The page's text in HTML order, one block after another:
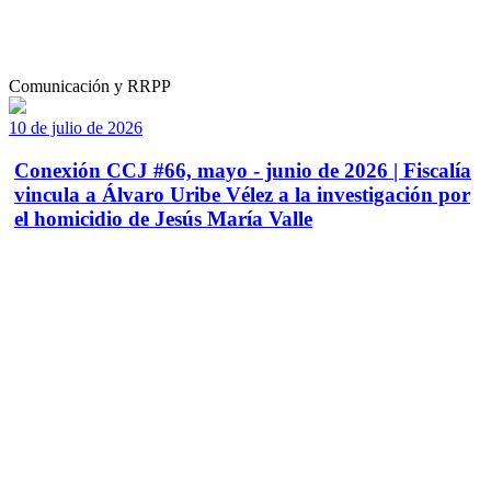
Comunicación y RRPP
10 de julio de 2026
Conexión CCJ #66, mayo - junio de 2026 | Fiscalía
vincula a Álvaro Uribe Vélez a la investigación por
el homicidio de Jesús María Valle